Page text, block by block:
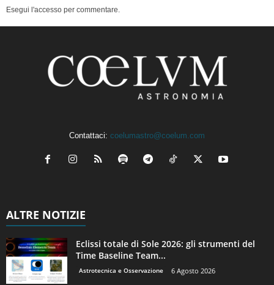
Esegui l'accesso per commentare.
Contattaci: coelumastro@coelum.com
ALTRE NOTIZIE
Eclissi totale di Sole 2026: gli strumenti del
Time Baseline Team...
Astrotecnica e Osservazione 6 Agosto 2026